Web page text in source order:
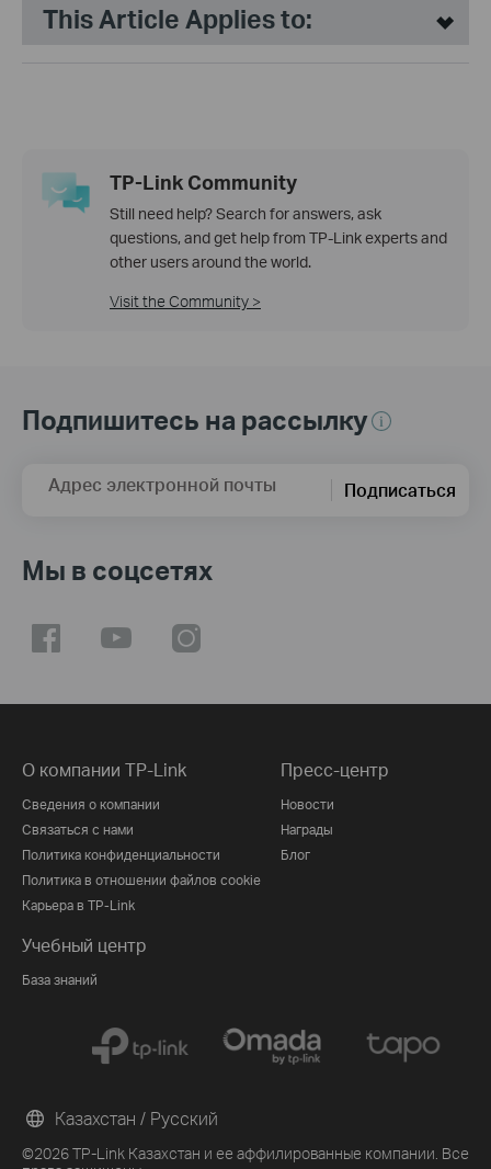
This Article Applies to:
TP-Link Community
Still need help? Search for answers, ask
questions, and get help from TP-Link experts and
other users around the world.
Visit the Community >
Подпишитесь на рассылку
Адрес электронной почты Подписаться
Мы в соцсетях
О компании TP-Link
Сведения о компании
Связаться с нами
Политика конфиденциальности
Политика в отношении файлов cookie
Карьера в TP-Link
Пресс-центр
Новости
Награды
Блог
Учебный центр
База знаний
©2026 TP-Link Казахстан и ее аффилированные компании. Все
Казахстан / Русский